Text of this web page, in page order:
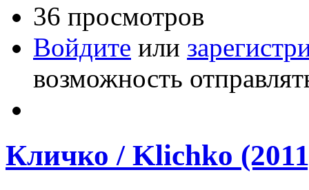
36 просмотров
Войдите или
возможность
Кличко / Klichko